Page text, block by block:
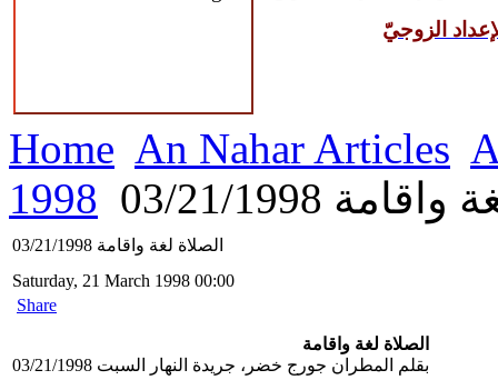
الزوجيّ
Home An Nahar Articles
1998
03/21/1998
الصلاة لغة واقامة 03/21/1998
Saturday, 21 March 1998 00:00
Share
الصلاة لغة واقامة
بقلم المطران جورج خضر، جريدة النهار السبت 03/21/1998